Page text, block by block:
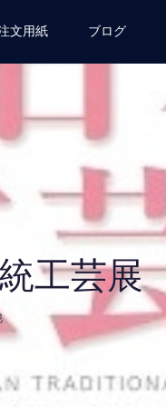
文用紙 ブログ
工芸展